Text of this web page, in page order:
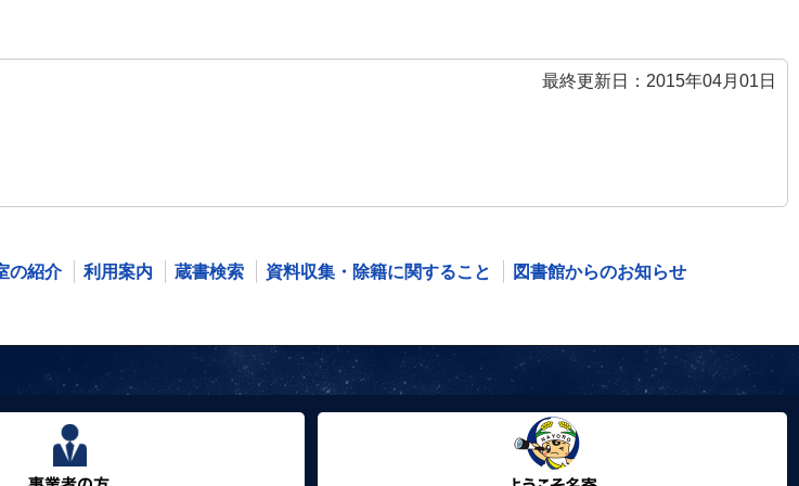
最終更新日：2015年04月01日
の紹介 利用案内 蔵書検索 資料収集・除籍に関すること
図書館からのお知らせ